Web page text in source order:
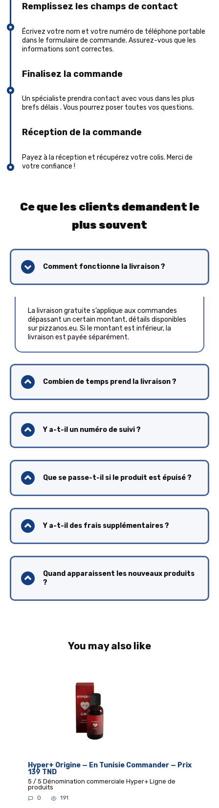
Remplissez les champs de contact
Écrivez votre nom et votre numéro de téléphone portable
dans le formulaire de commande. Assurez-vous que les
informations sont correctes.
Finalisez la commande
Un spécialiste prendra contact avec vous dans les plus
brefs délais . Vous pourrez poser toutes vos questions.
Réception de la commande
Payez à la réception et récupérez votre colis. Merci de
votre confiance !
Ce que les clients demandent le
plus souvent
Comment fonctionne la livraison ?
La livraison gratuite s’applique aux commandes
dépassant un certain montant, détails disponibles
sur pizzanos.eu. Si le montant est inférieur, la
livraison est payée séparément.
Combien de temps prend la livraison ?
Y a-t-il un numéro de suivi ?
Que se passe-t-il si le produit est épuisé ?
Y a-t-il des frais supplémentaires ?
Quand apparaissent les nouveaux produits
?
You may also like
Hyper+ Origine — En Tunisie Commander — Prix
139 TND
5 / 5 Dénomination commerciale Hyper+ Ligne de
produits
0 191